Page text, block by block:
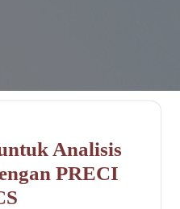
Analisis
PRECI